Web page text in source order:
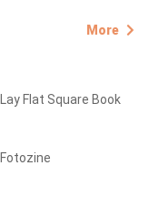
More
Lay Flat Square Book
Fotozine